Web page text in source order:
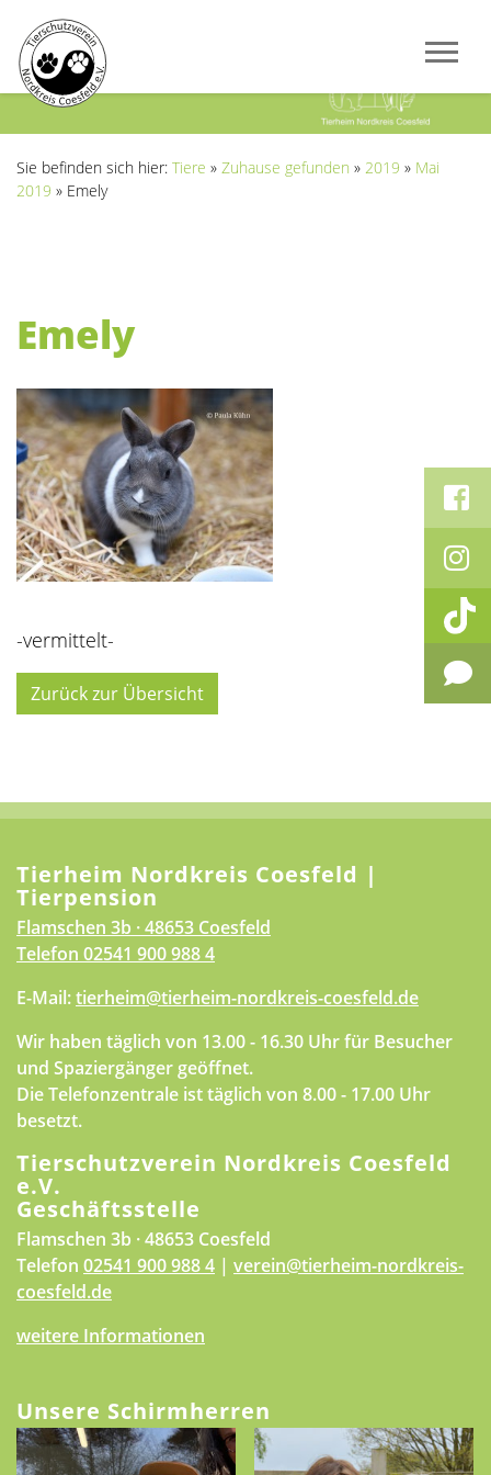
Sie befinden sich hier: Tiere » Zuhause gefunden » 2019 » Mai
2019 » Emely
Emely
-vermittelt-
Zurück zur Übersicht
Tierheim Nordkreis Coesfeld |
Tierpension
Flamschen 3b · 48653 Coesfeld
Telefon 02541 900 988 4
E-Mail:tierheim@tierheim-nordkreis-coesfeld.de
Wir haben täglich von 13.00 - 16.30 Uhr für Besucher
und Spaziergänger geöffnet.
Die Telefonzentrale ist täglich von 8.00 - 17.00 Uhr
besetzt.
Tierschutzverein Nordkreis Coesfeld
e.V.
Geschäftsstelle
Flamschen 3b · 48653 Coesfeld
Telefon 02541 900 988 4 | verein@tierheim-nordkreis-
coesfeld.de
weitere Informationen
Unsere Schirmherren